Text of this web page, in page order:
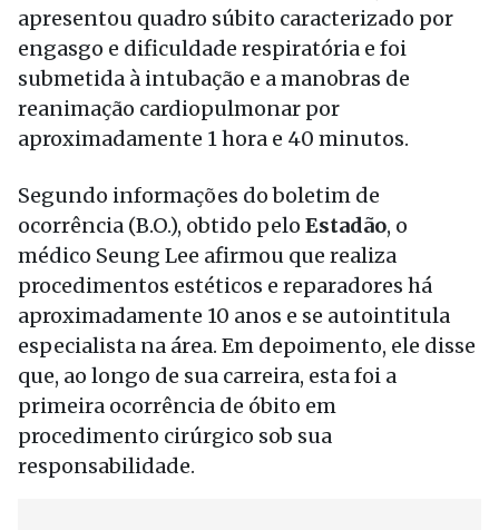
apresentou quadro súbito caracterizado por
engasgo e dificuldade respiratória e foi
submetida à intubação e a manobras de
reanimação cardiopulmonar por
aproximadamente 1 hora e 40 minutos.
Segundo informações do boletim de
ocorrência (B.O.), obtido pelo Estadão, o
médico Seung Lee afirmou que realiza
procedimentos estéticos e reparadores há
aproximadamente 10 anos e se autointitula
especialista na área. Em depoimento, ele disse
que, ao longo de sua carreira, esta foi a
primeira ocorrência de óbito em
procedimento cirúrgico sob sua
responsabilidade.